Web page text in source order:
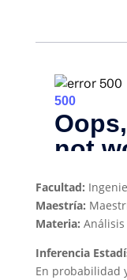
Facultad:
Maestría:
Materia: Análisis
Inferencia
En probabilidad